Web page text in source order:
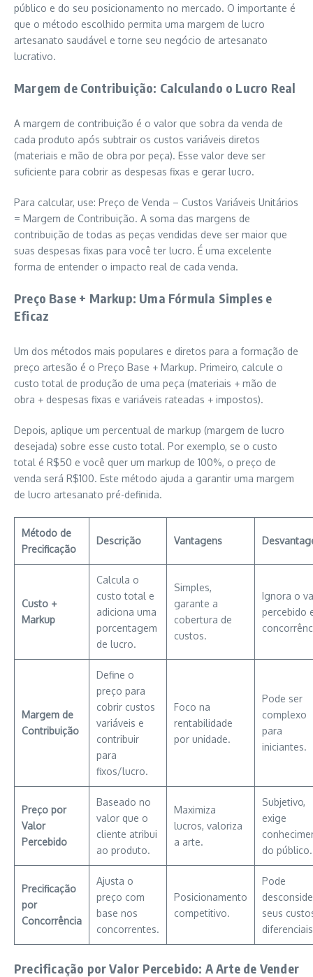
público e do seu posicionamento no mercado. O importante é
que o método escolhido permita uma margem de lucro
artesanato saudável e torne seu negócio de artesanato
lucrativo.
Margem de Contribuição: Calculando o Lucro Real
A margem de contribuição é o valor que sobra da venda de
cada produto após subtrair os custos variáveis diretos
(materiais e mão de obra por peça). Esse valor deve ser
suficiente para cobrir as despesas fixas e gerar lucro.
Para calcular, use: Preço de Venda – Custos Variáveis Unitários
= Margem de Contribuição. A soma das margens de
contribuição de todas as peças vendidas deve ser maior que
suas despesas fixas para você ter lucro. É uma excelente
forma de entender o impacto real de cada venda.
Preço Base + Markup: Uma Fórmula Simples e
Eficaz
Um dos métodos mais populares e diretos para a formação de
preço artesão é o Preço Base + Markup. Primeiro, calcule o
custo total de produção de uma peça (materiais + mão de
obra + despesas fixas e variáveis rateadas + impostos).
Depois, aplique um percentual de markup (margem de lucro
desejada) sobre esse custo total. Por exemplo, se o custo
total é R$50 e você quer um markup de 100%, o preço de
venda será R$100. Este método ajuda a garantir uma margem
de lucro artesanato pré-definida.
Método de
Precificação
Descrição Vantagens
Custo +
Markup
Calcula o
custo total e
adiciona uma
porcentagem
de lucro.
Simples,
garante a
cobertura de
custos.
Ignora o
percebido
Margem de
Contribuição
Define o
preço para
cobrir custos
variáveis e
contribuir
para
fixos/lucro.
Foco na
rentabilidade
por unidade.
Pode ser
complexo
para
iniciantes.
Preço por
Valor
Percebido
Baseado no
valor que o
cliente atribui
ao produto.
Maximiza
lucros, valoriza
a arte.
Subjetivo,
exige
do público.
Precificação
por
Concorrência
Ajusta o
preço com
base nos
concorrentes.
Posicionamento
competitivo.
Pode
seus
Precificação por Valor Percebido: A Arte de Vender